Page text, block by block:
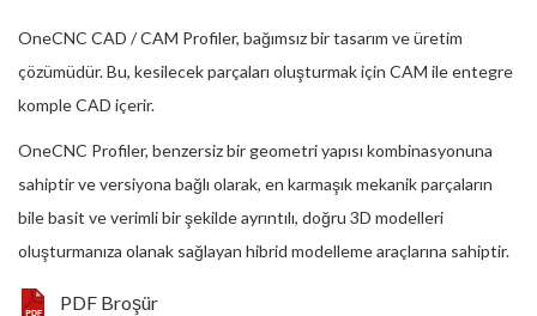
OneCNC CAD / CAM Profiler, bağımsız bir tasarım ve üretim
çözümüdür. Bu, kesilecek parçaları oluşturmak için CAM ile entegre
komple CAD içerir.
OneCNC Profiler, benzersiz bir geometri yapısı kombinasyonuna
sahiptir ve versiyona bağlı olarak, en karmaşık mekanik parçaların
bile basit ve verimli bir şekilde ayrıntılı, doğru 3D modelleri
oluşturmanıza olanak sağlayan hibrid modelleme araçlarına sahiptir.
PDF Broşür